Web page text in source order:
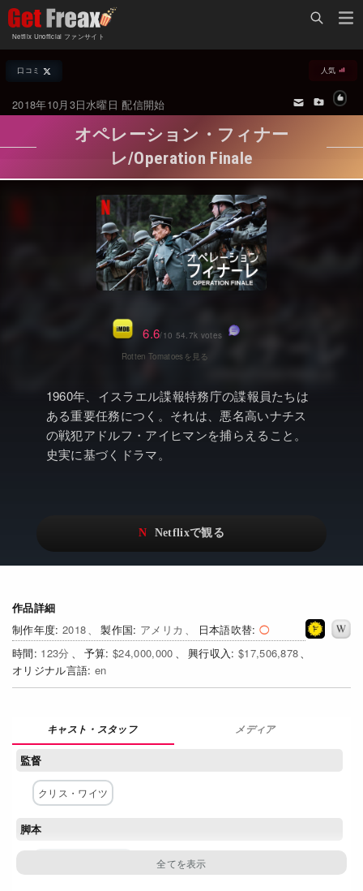
Netflix Unofficial ファンサイト
Netflix新着作品
オールジャンル
海外ドラマ・シリーズ
海外映画
国内TV番組・ドラマ
国内映画
アジアTV番組・ドラマ
アジア映画
ドキュメンタリー
Netflixオリジナル作品
その他の国のTV番組
配信終了予定の作品
海外ドラマ・ラインナップ
Netflix 人気ランキング
Netflix 全作品ラインナップ
Netflix配信作品カスタム検索
トレンド
VOD 総合作品情報
Netflix・VOD総合News
Watchlistへ
Netflix Video
Netflix 高い評価の海外作品
Watchlist
Netflixコース別料金プラン
口コミ 人気
2018年10月3日水曜日 配信開始
オペレーション・フィナー
レ/Operation Finale
1960年、イスラエル諜報特務庁の諜報員たちは
ある重要任務につく。それは、悪名高いナチス
の戦犯アドルフ・アイヒマンを捕らえること。
史実に基づくドラマ。
作品詳細
2018
アメリカ
日本語吹替
123
$24,000,000
$17,506,878
en
6.6/10 54.7k votes
メディア
監督
クリス・ワイツ
脚本